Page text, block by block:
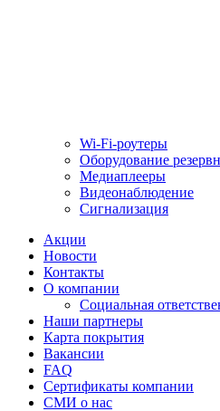
Wi-Fi-роутеры
Оборудование
Медиаплееры
Видеонаблюдение
Сигнализация
Акции
Новости
Контакты
О компании
Социальная
Наши партнеры
Карта покрытия
Вакансии
FAQ
Сертификаты компании
СМИ о нас